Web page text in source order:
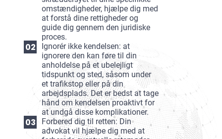
omstændigheder, hjælpe dig med
at forstå dine rettigheder og
guide dig gennem den juridiske
proces.
Ignorér ikke kendelsen: at
ignorere den kan føre til din
anholdelse på et ubelejligt
tidspunkt og sted, såsom under
et trafikstop eller på din
arbejdsplads. Det er bedst at tage
hånd om kendelsen proaktivt for
at undgå disse komplikationer.
Forbered dig til retten: Din
advokat vil hjælpe dig med at